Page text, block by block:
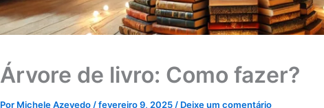
Árvore de livro: Como fazer?
Por Michele Azevedo /fevereiro 9, 2025 / Deixe um comentário